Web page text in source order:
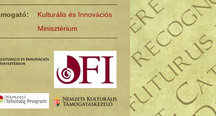
Kulturális és Innovációs
Minisztérium